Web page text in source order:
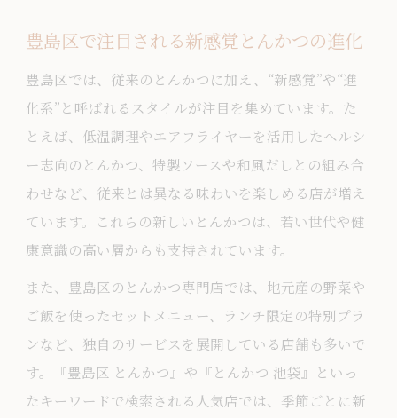
豊島区で注目される新感覚とんかつの進化
豊島区では、従来のとんかつに加え、“新感覚”や“進
化系”と呼ばれるスタイルが注目を集めています。た
とえば、低温調理やエアフライヤーを活用したヘルシ
ー志向のとんかつ、特製ソースや和風だしとの組み合
わせなど、従来とは異なる味わいを楽しめる店が増え
ています。これらの新しいとんかつは、若い世代や健
康意識の高い層からも支持されています。
また、豊島区のとんかつ専門店では、地元産の野菜や
ご飯を使ったセットメニュー、ランチ限定の特別プラ
ンなど、独自のサービスを展開している店舗も多いで
す。『豊島区 とんかつ』や『とんかつ 池袋』といっ
たキーワードで検索される人気店では、季節ごとに新